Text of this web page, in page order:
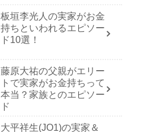
板垣李光人の実家がお金
持ちといわれるエピソー
ド10選！
藤原大祐の父親がエリー
トで実家がお金持ちって
本当？家族とのエピソー
ド
大平祥生(JO1)の実家＆